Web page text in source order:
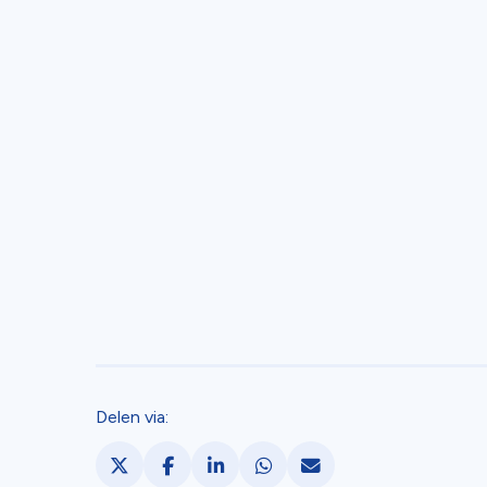
Delen via:
Deel via X. opent in een nieuw tabblad
Deel via Facebook. opent in een
Deel via LinkedIn. opent in een
Deel via WhatsApp.
Deel via Mail. opent